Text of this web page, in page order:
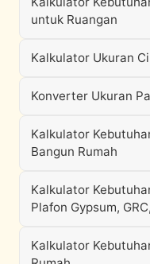
untuk Ruangan
Kalkulator Ukuran
Konverter Ukuran
Kalkulator
Bangun Rumah
Kalkulator
Plafon Gypsum,
Kalkulator